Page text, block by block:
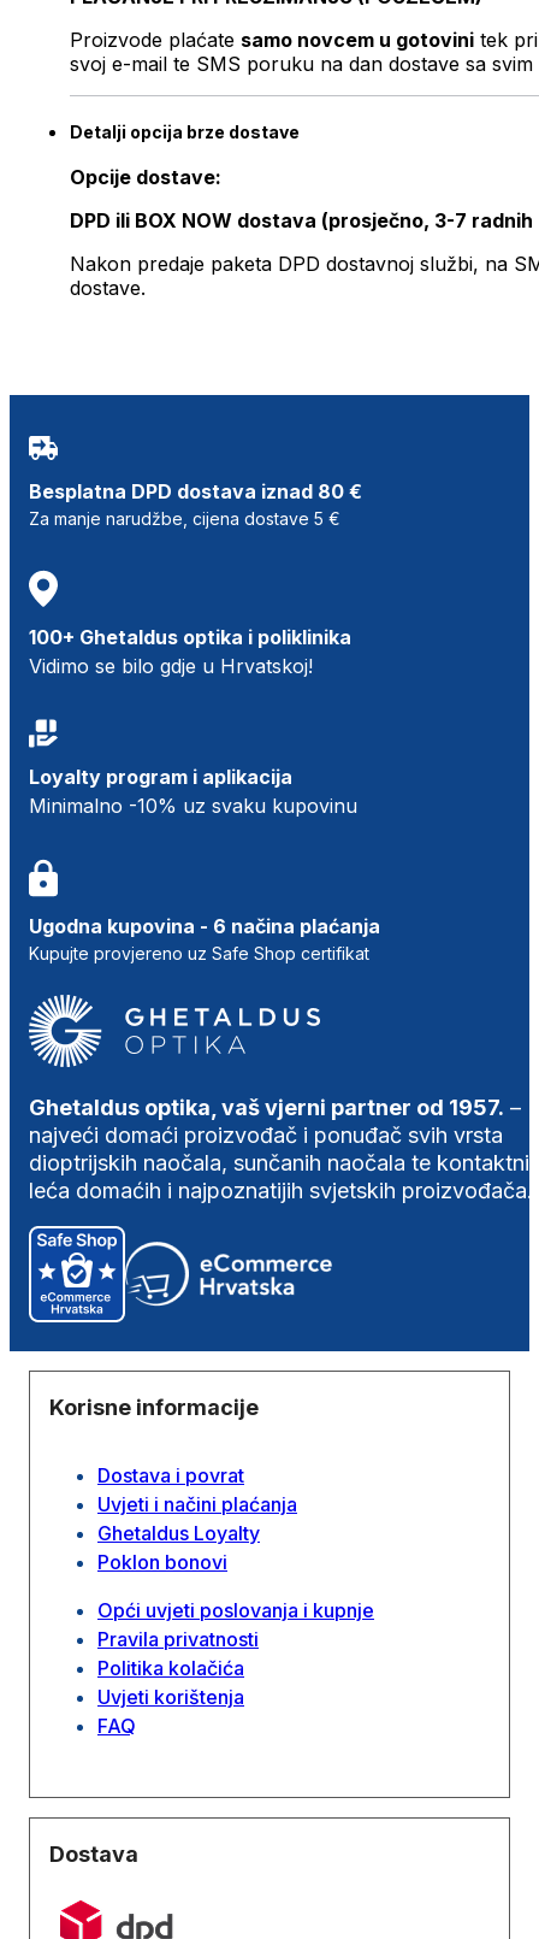
Proizvode plaćate samo novcem u gotovini tek
svoj e-mail te SMS poruku na dan dostave sa svim
Detalji opcija brze dostave
Opcije dostave:
DPD ili BOX NOW dostava (prosječno, 3-7 radnih
Nakon predaje paketa DPD dostavnoj službi, na
dostave.
Besplatna DPD dostava iznad 80 €
Za manje narudžbe, cijena dostave 5 €
100+ Ghetaldus optika i poliklinika
Vidimo se bilo gdje u Hrvatskoj!
Loyalty program i aplikacija
Minimalno -10% uz svaku kupovinu
Ugodna kupovina - 6 načina plaćanja
Kupujte provjereno uz Safe Shop certifikat
Ghetaldus optika, vaš vjerni partner od 1957. –
najveći domaći proizvođač i ponuđač svih vrsta
dioptrijskih naočala, sunčanih naočala te
leća domaćih i najpoznatijih svjetskih proizvođača.
Korisne informacije
Dostava i povrat
Uvjeti i načini plaćanja
Ghetaldus Loyalty
Poklon bonovi
Opći uvjeti poslovanja i kupnje
Pravila privatnosti
Politika kolačića
Uvjeti korištenja
FAQ
Dostava